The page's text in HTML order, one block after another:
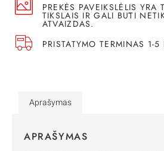
PREKĖS PAVEIKSLĖLIS YRA
TIKSLAIS IR GALI BŪTI
ATVAIZDAS.
PRISTATYMO TERMINAS 1-
Aprašymas
APRAŠYMAS